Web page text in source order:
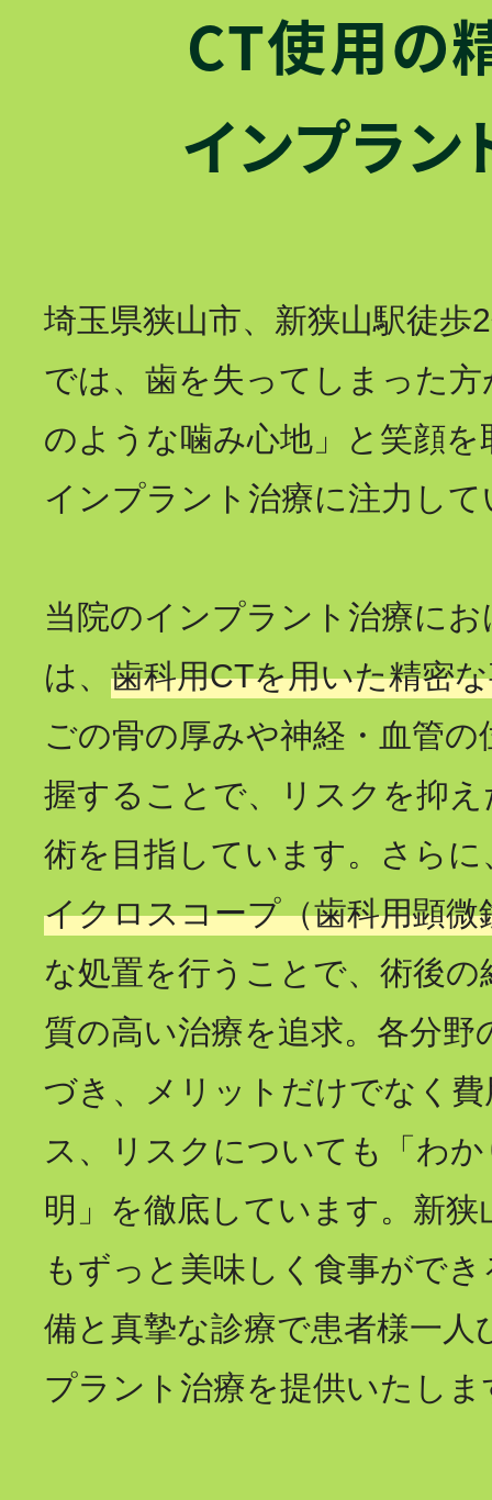
CT使用の
インプラン
埼玉県狭山市、新狭山駅徒歩
では、歯を失ってしまった
のような噛み心地」と笑顔
インプラント治療に注力し
当院のインプラント治療に
は、 歯科用CTを用いた精密
ごの骨の厚みや神経・血管
握することで、リスクを抑
術を目指しています。さらに
イクロスコープ（歯科用顕微
な処置を行うことで、術後
質の高い治療を追求。各分野
づき、メリットだけでなく
ス、リスクについても「わ
明」を徹底しています。新
もずっと美味しく食事がで
備と真摯な診療で患者様一
プラント治療を提供いたしま